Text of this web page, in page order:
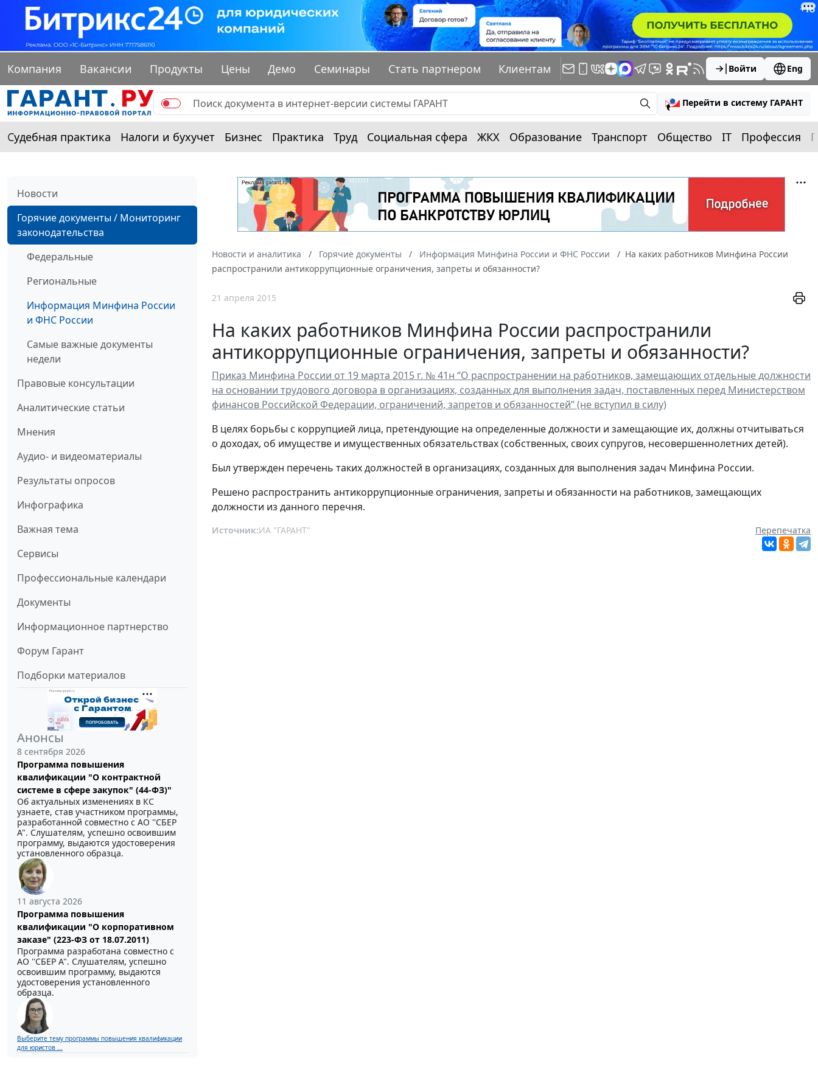
Компания Вакансии Продукты Цены Демо Семинары Стать партнером Клиентам Войти Eng
Перейти в систему ГАРАНТ
Судебная практика Налоги и бухучет Бизнес Практика Труд Социальная сфера ЖКХ Образование Транспорт Общество IT Профессия
Новости
Горячие документы / Мониторинг
законодательства
Федеральные
Региональные
Информация Минфина России
и ФНС России
Самые важные документы
недели
Правовые консультации
Аналитические статьи
Мнения
Аудио- и видеоматериалы
Результаты опросов
Инфографика
Важная тема
Сервисы
Профессиональные календари
Документы
Информационное партнерство
Форум Гарант
Подборки материалов
Анонсы
8 сентября 2026
Программа повышения
квалификации "О контрактной
системе в сфере закупок" (44-ФЗ)"
Об актуальных изменениях в КС
узнаете, став участником программы,
разработанной совместно с АО ''СБЕР
А". Слушателям, успешно освоившим
программу, выдаются удостоверения
установленного образца.
11 августа 2026
Программа повышения
квалификации "О корпоративном
заказе" (223-ФЗ от 18.07.2011)
Программа разработана совместно с
АО ''СБЕР А". Слушателям, успешно
освоившим программу, выдаются
удостоверения установленного
образца.
Выберите тему программы повышения квалификации
для юристов ...
Новости и аналитика Горячие документы Информация Минфина России и ФНС России
На каких работников Минфина России
распространили антикоррупционные ограничения, запреты и обязанности?
21 апреля 2015
На каких работников Минфина России распространили
антикоррупционные ограничения, запреты и обязанности?
Приказ Минфина России от 19 марта 2015 г. № 41н “О распространении на работников, замещающих отдельные должности
на основании трудового договора в организациях, созданных для выполнения задач, поставленных перед Министерством
финансов Российской Федерации, ограничений, запретов и обязанностей” (не вступил в силу)
В целях борьбы с коррупцией лица, претендующие на определенные должности и замещающие их, должны отчитываться
о доходах, об имуществе и имущественных обязательствах (собственных, своих супругов, несовершеннолетних детей).
Был утвержден перечень таких должностей в организациях, созданных для выполнения задач Минфина России.
Решено распространить антикоррупционные ограничения, запреты и обязанности на работников, замещающих
должности из данного перечня.
Источник:ИА "ГАРАНТ" Перепечатка